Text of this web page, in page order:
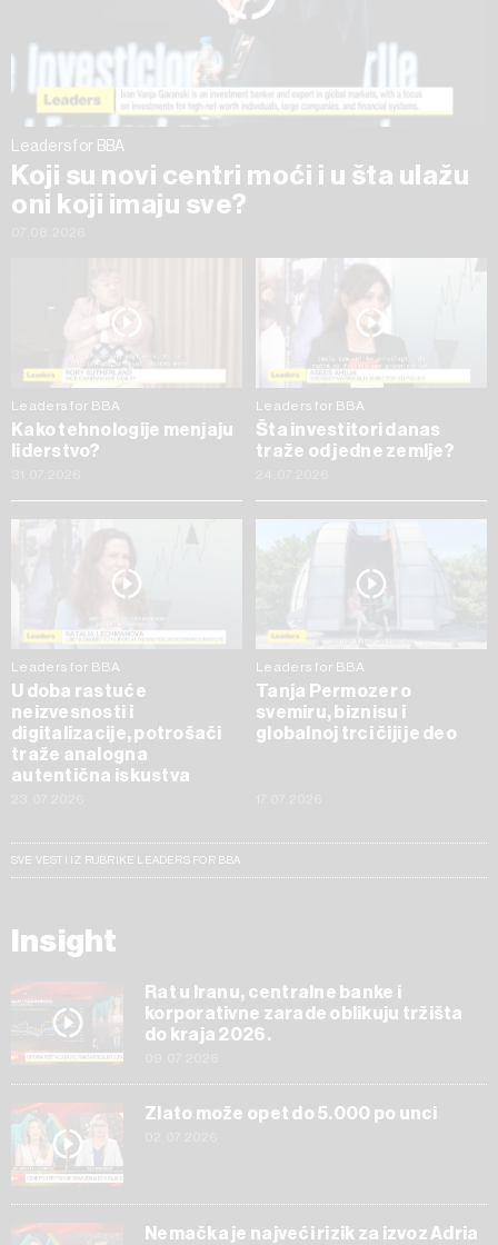
trenutku opozvati bez negativnih posledica.
Leaders for BBA
Koji su novi centri moći i u šta ulažu
oni koji imaju sve?
Leaders for BBA
Kako tehnologije menjaju
liderstvo?
Leaders for BBA
Šta investitori danas
traže od jedne zemlje?
Leaders for BBA
U doba rastuće
neizvesnosti i
digitalizacije, potrošači
traže analogna
autentična iskustva
Leaders for BBA
Tanja Permozer o
svemiru, biznisu i
globalnoj trci čiji je deo
SVE VESTI IZ RUBRIKE LEADERS FOR BBA
Insight
Rat u Iranu, centralne banke i
korporativne zarade oblikuju tržišta
do kraja 2026.
Zlato može opet do 5.000 po unci
Nemačka je najveći rizik za izvoz Adria